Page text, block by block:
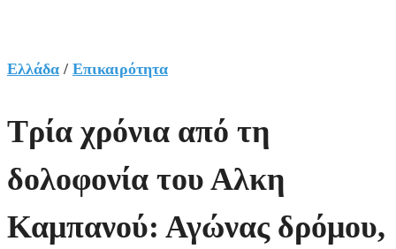
Ελλάδα / Επικαιρότητα
Τρία χρόνια από τη
δολοφονία του Αλκη
Καμπανού: Αγώνας δρόμου,